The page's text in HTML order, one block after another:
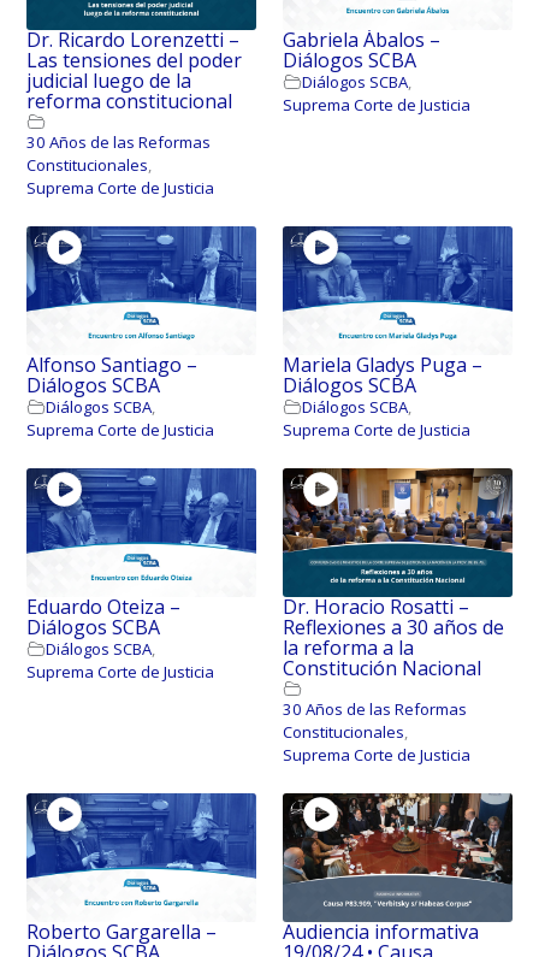
Dr. Ricardo Lorenzetti –
Las tensiones del poder
judicial luego de la
reforma constitucional
30 Años de las Reformas
Constitucionales,
Suprema Corte de Justicia
Gabriela Ábalos –
Diálogos SCBA
Diálogos SCBA,
Suprema Corte de Justicia
Alfonso Santiago –
Diálogos SCBA
Diálogos SCBA,
Suprema Corte de Justicia
Mariela Gladys Puga –
Diálogos SCBA
Diálogos SCBA,
Suprema Corte de Justicia
Eduardo Oteiza –
Diálogos SCBA
Diálogos SCBA,
Suprema Corte de Justicia
Dr. Horacio Rosatti –
Reflexiones a 30 años de
la reforma a la
Constitución Nacional
30 Años de las Reformas
Constitucionales,
Suprema Corte de Justicia
Roberto Gargarella – Audiencia informativa